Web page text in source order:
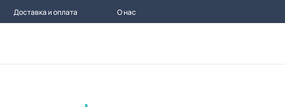
Доставка и оплата О нас